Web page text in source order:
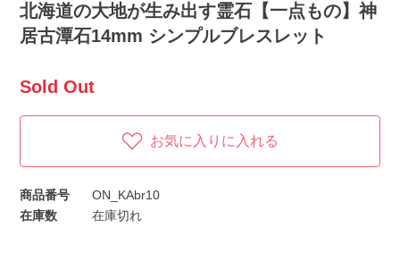
北海道の大地が生み出す霊石【一点もの】神
居古潭石14mm シンプルブレスレット
Sold Out
お気に入りに入れる
商品番号
ON_KAbr10
在庫数
在庫切れ